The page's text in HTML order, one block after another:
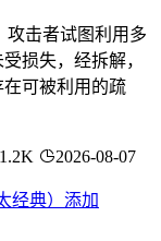
攻击者试图利用多
损失，经拆解，
可被利用的疏
1.2K 2026-08-07